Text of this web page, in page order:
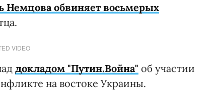
Немцова обвиняет восьмерых
VIDEO
докладом "Путин.Война" об участии
на востоке Украины.